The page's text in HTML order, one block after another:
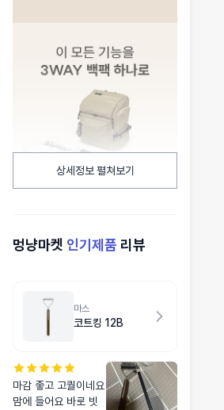
상세정보 펼쳐보기
멍냥마켓 인기제품 리뷰
마스
코트킹 12B
마감 좋고 고퀄이네요
맘에 들어요 바로 빗